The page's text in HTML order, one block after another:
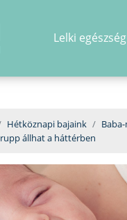
Lelki egészség
Hétköznapi bajaink
állhat a háttérben